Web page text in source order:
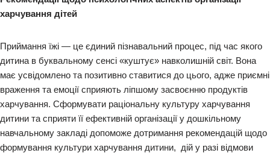
харчування дітей
Приймання їжі — це єдиний пізнавальний процес, під час якого
дитина в буквальному сенсі «куштує» навколишній світ. Вона
має усвідомлено та позитивно ставитися до цього, адже приємні
враження та емоції сприяють ліпшому засвоєнню продуктів
харчування. Сформувати раціональну культуру харчування
дитини та сприяти її ефективній організації у дошкільному
навчальному закладі допоможе дотримання рекомендацій щодо
формування культури харчування дитини, дій у разі відмови